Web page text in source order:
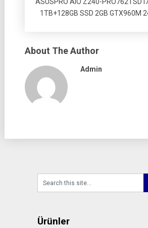
1TB+128GB SSD 2GB GTX960M
About The Author
Admin
Ürünler